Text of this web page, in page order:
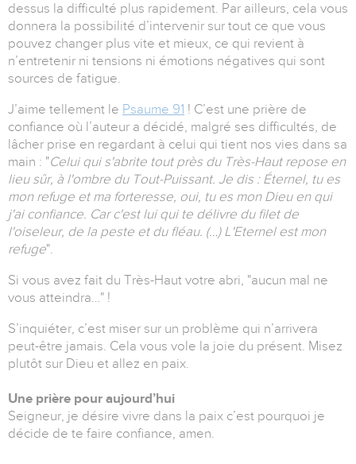
dessus la difficulté plus rapidement. Par ailleurs, cela vous
donnera la possibilité d’intervenir sur tout ce que vous
pouvez changer plus vite et mieux, ce qui revient à
n’entretenir ni tensions ni émotions négatives qui sont
sources de fatigue.
J’aime tellement le Psaume 91 ! C’est une prière de
confiance où l’auteur a décidé, malgré ses difficultés, de
lâcher prise en regardant à celui qui tient nos vies dans sa
main : "Celui qui s'abrite tout près du Très-Haut repose en
lieu sûr, à l'ombre du Tout-Puissant. Je dis : Éternel, tu es
mon refuge et ma forteresse, oui, tu es mon Dieu en qui
j'ai confiance. Car c'est lui qui te délivre du filet de
l'oiseleur, de la peste et du fléau. (…) L'Eternel est mon
refuge".
Si vous avez fait du Très-Haut votre abri, "aucun mal ne
vous atteindra…" !
S’inquiéter, c’est miser sur un problème qui n’arrivera
peut-être jamais. Cela vous vole la joie du présent. Misez
plutôt sur Dieu et allez en paix.
Une prière pour aujourd’hui
Seigneur, je désire vivre dans la paix c’est pourquoi je
décide de te faire confiance, amen.